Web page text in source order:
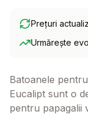
Prețuri
Urmărește
Batoanele
Eucalipt sunt o
pentru papagalii